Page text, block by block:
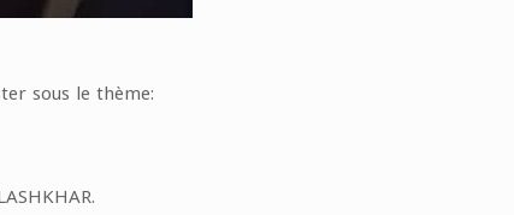
sous le thème: